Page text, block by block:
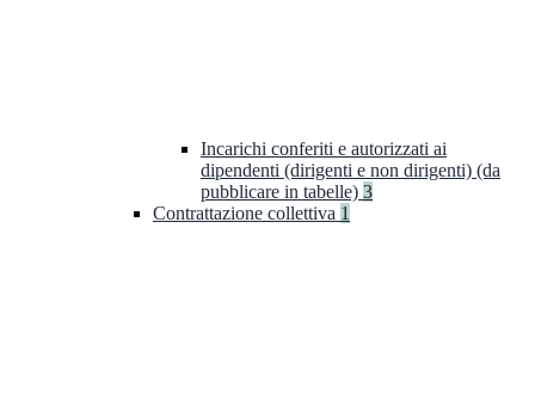
Incarichi conferiti e autorizzati ai
dipendenti (dirigenti e non dirigenti) (da
pubblicare in tabelle) 3
Contrattazione collettiva 1